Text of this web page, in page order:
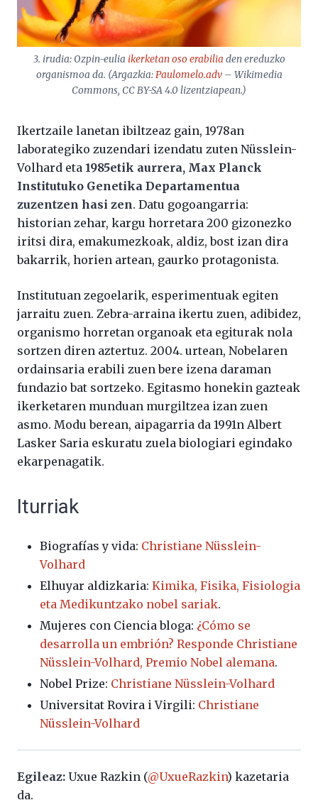
3. irudia: Ozpin-eulia ikerketan oso erabilia den ereduzko
organismoa da. (Argazkia:Paulomelo.adv – Wikimedia
Commons, CC BY-SA 4.0 lizentziapean.)
Ikertzaile lanetan ibiltzeaz gain, 1978an
laborategiko zuzendari izendatu zuten Nüsslein-
Volhard eta 1985etik aurrera, Max Planck
Institutuko Genetika Departamentua
zuzentzen hasi zen. Datu gogoangarria:
historian zehar, kargu horretara 200 gizonezko
iritsi dira, emakumezkoak, aldiz, bost izan dira
bakarrik, horien artean, gaurko protagonista.
Institutuan zegoelarik, esperimentuak egiten
jarraitu zuen. Zebra-arraina ikertu zuen, adibidez,
organismo horretan organoak eta egiturak nola
sortzen diren aztertuz. 2004. urtean, Nobelaren
ordainsaria erabili zuen bere izena daraman
fundazio bat sortzeko. Egitasmo honekin gazteak
ikerketaren munduan murgiltzea izan zuen
asmo. Modu berean, aipagarria da 1991n Albert
Lasker Saria eskuratu zuela biologiari egindako
ekarpenagatik.
Iturriak
Biografías y vida: Christiane Nüsslein-
Volhard
Elhuyar aldizkaria: Kimika, Fisika, Fisiologia
eta Medikuntzako nobel sariak.
Mujeres con Ciencia bloga: ¿Cómo se
desarrolla un embrión? Responde Christiane
Nüsslein-Volhard, Premio Nobel alemana.
Nobel Prize: Christiane Nüsslein-Volhard
Universitat Rovira i Virgili: Christiane
Nüsslein-Volhard
Egileaz: Uxue Razkin (@UxueRazkin) kazetaria
da.